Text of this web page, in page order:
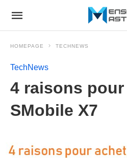
HOMEPAGE TECHNEWS
TechNews
4 raisons
SMobile X7